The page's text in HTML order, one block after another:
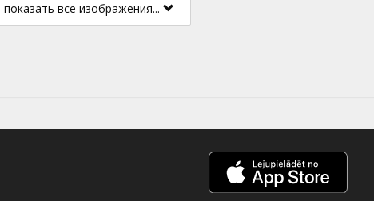
показать все изображения...